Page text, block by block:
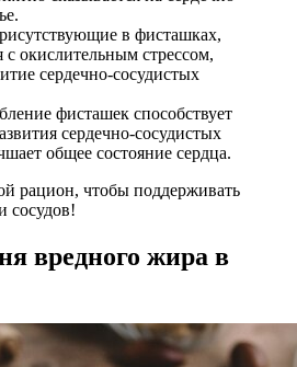
в фисташках,
с окислительным стрессом,
сердечно-сосудистых
фисташек способствует
сердечно-сосудистых
общее состояние сердца.
рацион, чтобы поддерживать
сосудов!
вредного жира в